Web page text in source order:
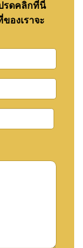
รดคลิกที่นี่
องเราจะ